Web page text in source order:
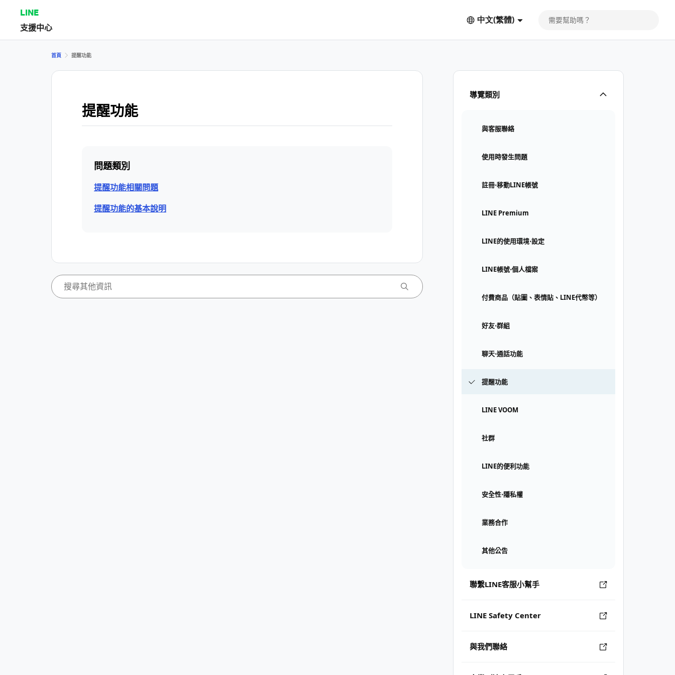
LINE
支援中心
中文(繁體)
導覽類別
與客服聯絡
使用時發生問題
註冊⋅移動LINE帳號
LINE Premium
LINE的使用環境⋅設定
LINE帳號⋅個人檔案
付費商品（貼圖、表情貼、LINE代幣等）
好友⋅群組
聊天⋅通話功能
提醒功能
LINE VOOM
社群
LINE的便利功能
安全性⋅隱私權
業務合作
其他公告
聯繫LINE客服小幫手
LINE Safety Center
與我們聯絡
首頁 提醒功能
提醒功能
問題類別
提醒功能相關問題
提醒功能的基本說明